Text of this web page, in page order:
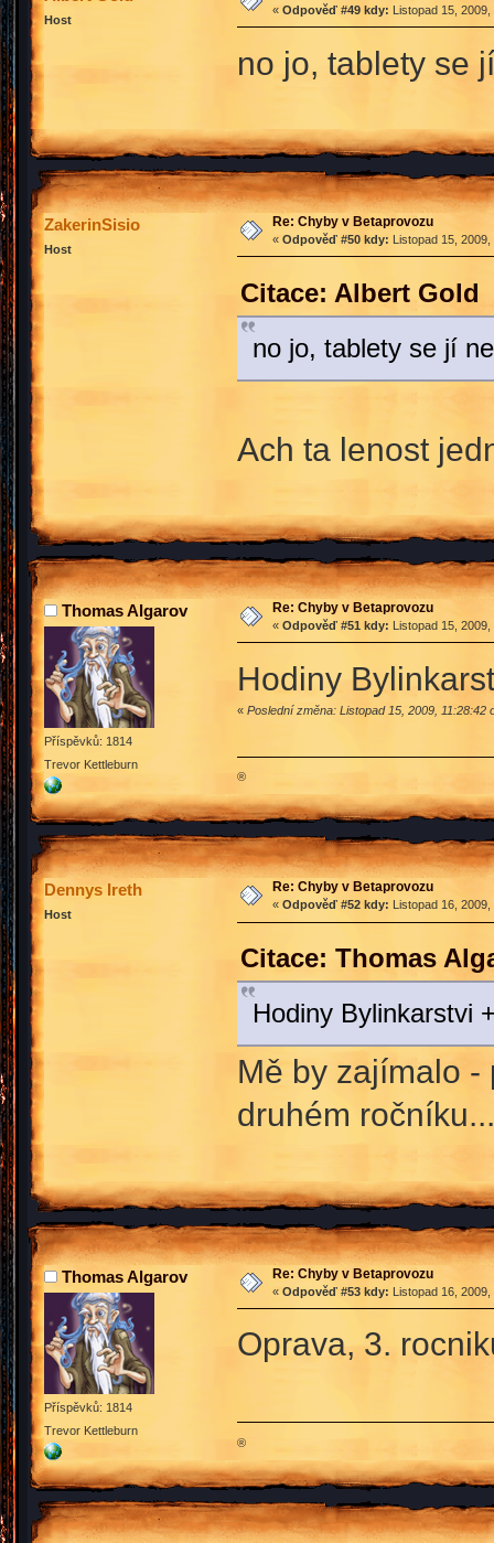
Host
« Odpověď #49 kdy: Listopad 15,
no jo, tablety se
ZakerinSisio
Host
Re: Chyby v Betaprovozu
« Odpověď #50 kdy: Listopad 15,
Citace: Albert Gold
no jo, tablety se jí
Ach ta lenost
Thomas Algarov
Příspěvků: 1814
Trevor Kettleburn
Re: Chyby v Betaprovozu
« Odpověď #51 kdy: Listopad 15,
Hodiny
« Poslední změna: Listopad 15, 2009, 11:28:42
®
Dennys Ireth
Host
Re: Chyby v Betaprovozu
« Odpověď #52 kdy: Listopad 16,
Citace: Thomas
Hodiny Bylinkarstvi
Mě by zajímalo -
druhém
Thomas Algarov
Příspěvků: 1814
Trevor Kettleburn
Re: Chyby v Betaprovozu
« Odpověď #53 kdy: Listopad 16,
Oprava, 3.
®